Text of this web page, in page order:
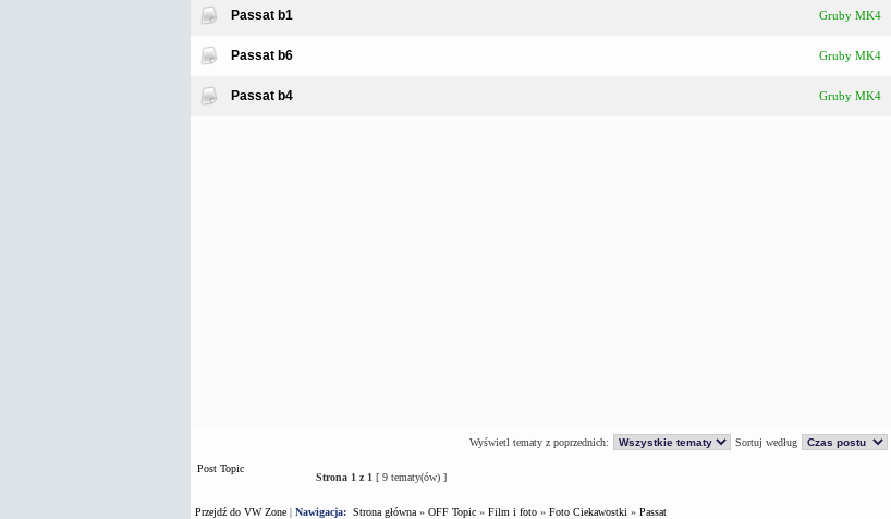
Passat b1 Gruby MK4
Passat b6 Gruby MK4
Passat b4 Gruby MK4
Wyświetl tematy z poprzednich: Sortuj według
Post Topic
Strona 1 z 1 [ 9 tematy(ów) ]
Przejdź do VW Zone| Nawigacja: Strona główna» OFF Topic» Film i foto» Foto Ciekawostki » Passat